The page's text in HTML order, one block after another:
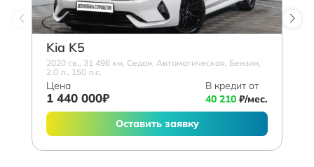
Kia K5
2020 г.в., 31 496 км, Седан, Автоматическая, Бензин,
2.0 л., 150 л.с.
Цена
1 440 000₽
В кредит от
40 210 ₽/мес.
Оставить заявку